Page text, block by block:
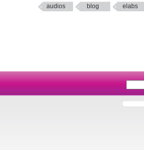
audios blog elabs